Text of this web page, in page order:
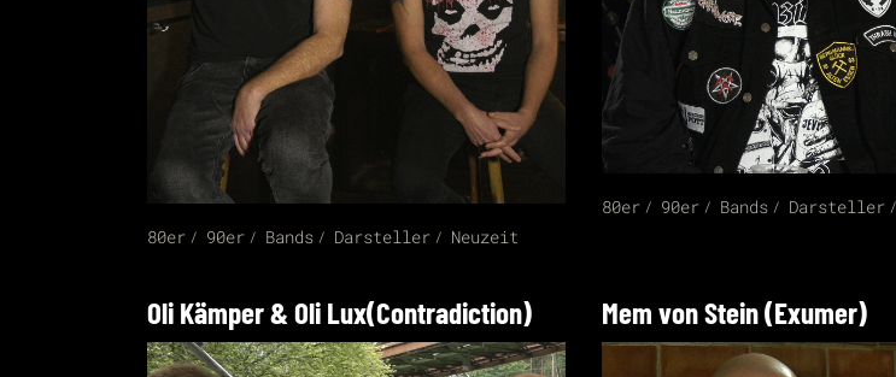
80er 90er Bands Darsteller Neuzeit
80er 90er Bands Darsteller
Oli Kämper & Oli Lux(Contradiction) Mem von Stein (Exumer)